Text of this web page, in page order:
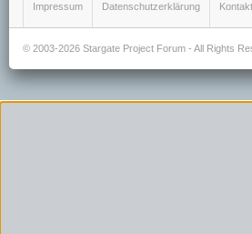
Impressum Datenschutzerklärung Kontakt
© 2003-2026 Stargate Project Forum - All Rights